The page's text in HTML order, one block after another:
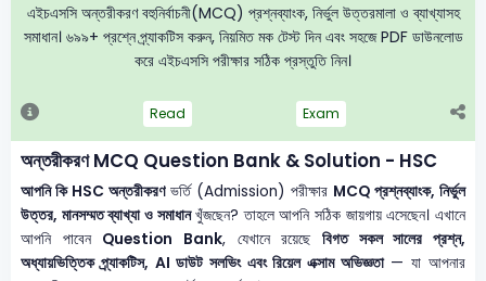
এইচএসসি অন্তরীকরণ বহুনির্বাচনী(MCQ) প্রশ্নব্যাংক, নির্ভুল উত্তরমালা ও ব্যাখ্যাসহ
সমাধান। ৬৯৯+ প্রশ্নে প্র্যাকটিস করুন, নিয়মিত মক টেস্ট দিন এবং সহজে PDF ডাউনলোড
করে এইচএসসি পরীক্ষার সঠিক প্রস্তুতি নিন।
Read Exam
অন্তরীকরণ MCQ Question Bank & Solution - HSC
আপনি কি HSC অন্তরীকরণভর্তি (Admission) পরীক্ষার MCQ প্রশ্নব্যাংক, নির্ভুল
উত্তর, মানসম্মত ব্যাখ্যা ও সমাধানখুঁজছেন? তাহলে আপনি সঠিক জায়গায় এসেছেন। এখানে
আপনি পাবেন Question Bank, যেখানে রয়েছে বিগত সকল সালের প্রশ্ন,
অধ্যায়ভিত্তিক প্র্যাকটিস, AI ডাউট সলভিং এবং রিয়েল এক্সাম অভিজ্ঞতা— যা আপনার